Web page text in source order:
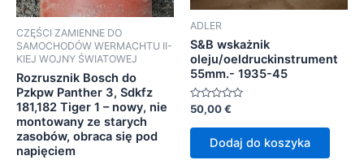
CZĘŚCI ZAMIENNE DO
SAMOCHODÓW WERMACHTU II-
KIEJ WOJNY ŚWIATOWEJ
Rozrusznik Bosch do
Pzkpw Panther 3, Sdkfz
181,182 Tiger 1 – nowy, nie
montowany ze starych
zasobów, obraca się pod
napięciem
ADLER
S&B wskażnik
oleju/oeldruckinstrument
55mm.- 1935-45
Oceniono
na
50,00€
Dodaj do koszyka